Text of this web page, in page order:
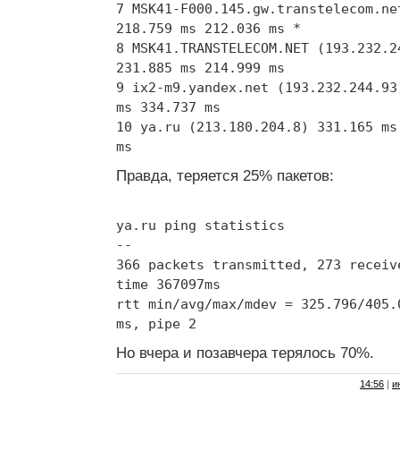
7 MSK41-
218.759 ms 212.036 ms *
8 MSK41.TRANSTELECOM.NET
231.885 ms 214.999 ms
9 ix2-m9.yandex.net
ms 334.737 ms
10 ya.ru (213.180.204.8) 331.165 ms
ms
Правда, теряется 25% пакетов:
ya.ru ping statistics
--
366 packets transmitted, 273
time 367097ms
rtt min/avg/max/mdev = 325.796/
ms, pipe 2
Но вчера и позавчера терялось 70%.
14:56 |